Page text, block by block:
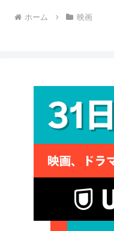
ホーム 映画